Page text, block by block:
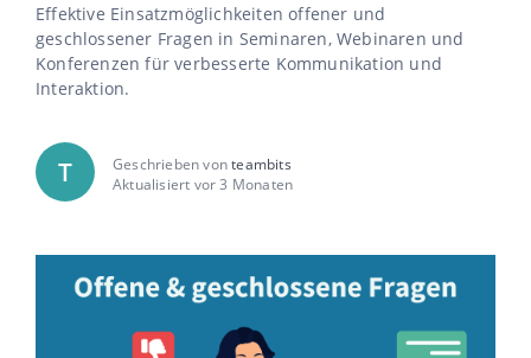
Effektive Einsatzmöglichkeiten offener und
geschlossener Fragen in Seminaren, Webinaren und
Konferenzen für verbesserte Kommunikation und
Interaktion.
T Geschrieben vonteambits
Aktualisiert vor 3 Monaten